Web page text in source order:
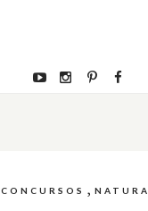
CONCURSOS , NATURA